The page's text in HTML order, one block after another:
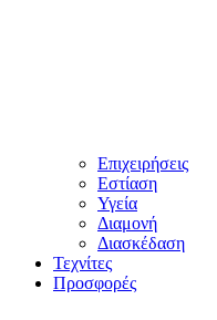
Επιχειρήσεις
Εστίαση
Υγεία
Διαμονή
Διασκέδαση
Τεχνίτες
Προσφορές